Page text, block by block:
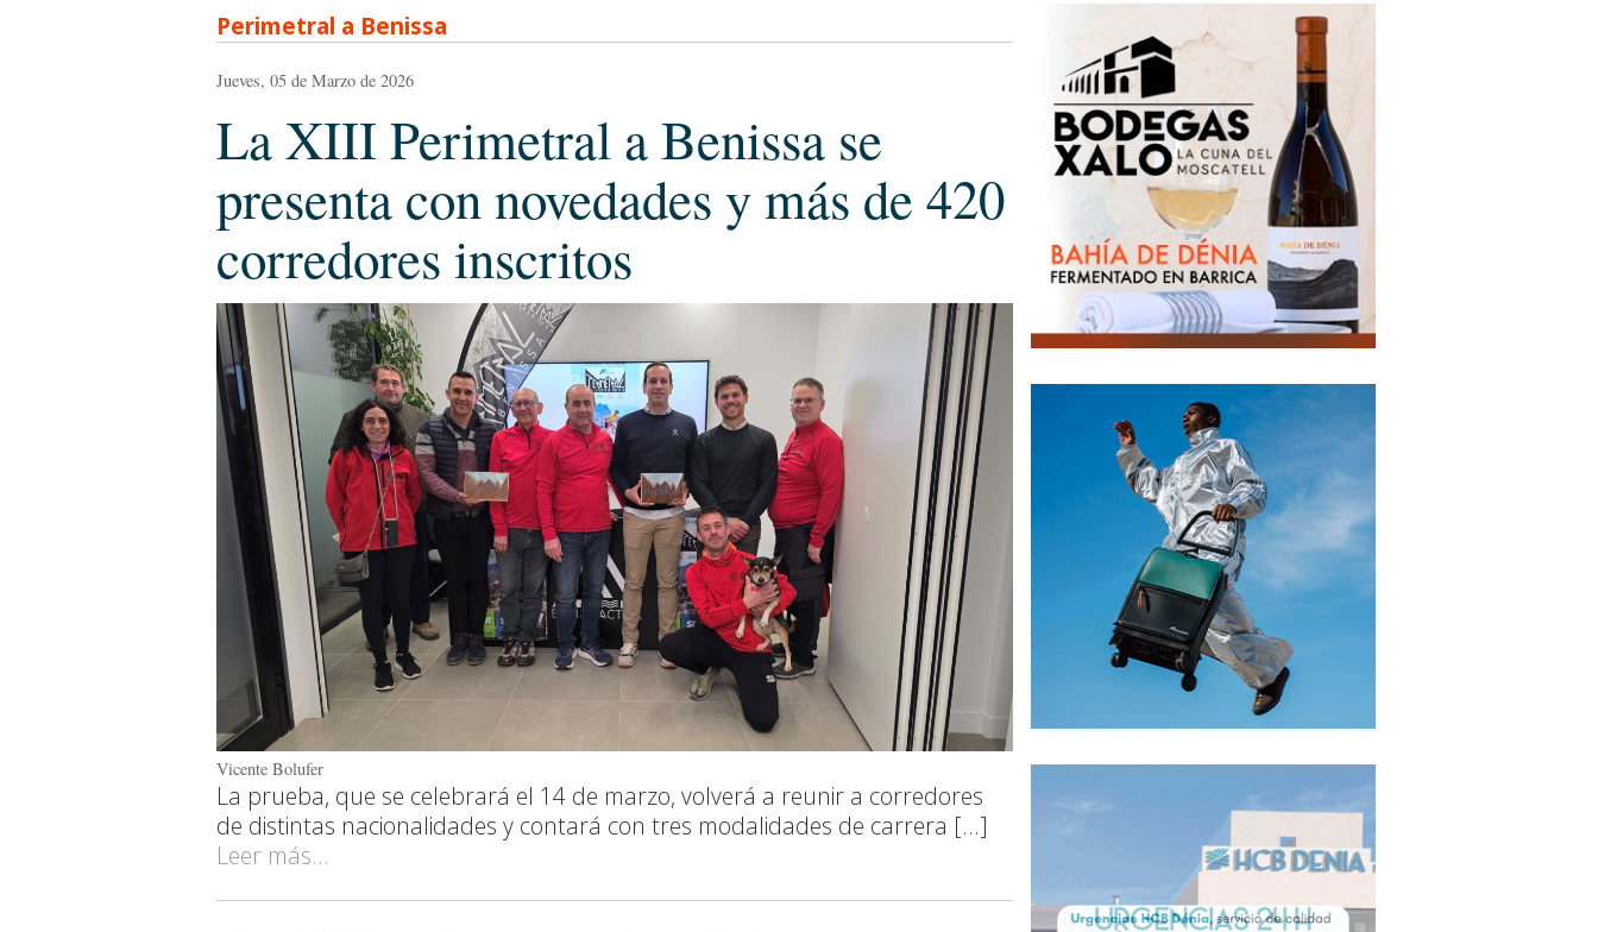
Perimetral a Benissa
Jueves, 05 de Marzo de 2026
La XIII Perimetral a Benissa se
presenta con novedades y más de 420
corredores inscritos
Vicente Bolufer
La prueba, que se celebrará el 14 de marzo, volverá a reunir a corredores
de distintas nacionalidades y contará con tres modalidades de carrera [...]
Leer más...